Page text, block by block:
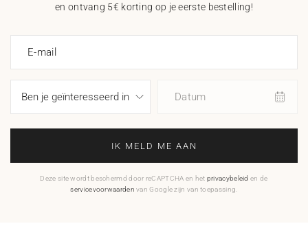
en ontvang 5€ korting op je eerste bestelling!
E-mail
Datum
IK MELD ME AAN
Deze site wordt beschermd door reCAPTCHA en het privacybeleid en de
servicevoorwaarden van Google zijn van toepassing.